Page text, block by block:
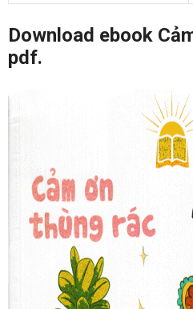
Download ebook
pdf.